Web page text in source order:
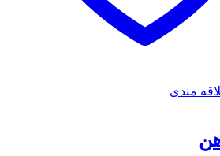
مندی